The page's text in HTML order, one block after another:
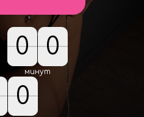
0
0 0
0
минут
0
0